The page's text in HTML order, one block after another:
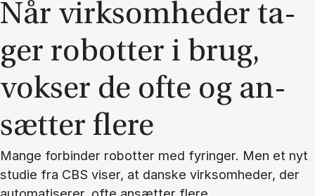
Når virk­som­he­der ta­
ger ro­bot­ter i brug,
vok­ser de ofte og an­
sæt­ter fle­re
Mange forbinder robotter med fyringer. Men et nyt
studie fra CBS viser, at danske virksomheder, der